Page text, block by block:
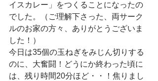
イスカレー」をつくることになったの
でした。（ご理解下さった、両サーク
ルのお家の方々、ありがとうございま
した！）
今日は35個の玉ねぎをみじん切りする
のに、大奮闘！どうにか終わった頃に
は、残り時間20分ほど・・！焦りまし